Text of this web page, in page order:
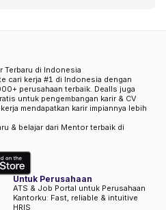
Terbaru di Indonesia
cari kerja #1 di Indonesia dengan
perusahaan terbaik. Dealls juga
untuk pengembangan karir & CV
mendapatkan karir impiannya lebih
& belajar dari Mentor terbaik di
Untuk Perusahaan
ATS & Job Portal untuk Perusahaan
Kantorku: Fast, reliable & intuitive
HRIS